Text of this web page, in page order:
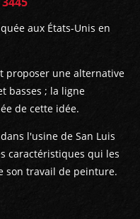
aux États-Unis en
proposer une alternative
basses ; la ligne
de cette idée.
l'usine de San Luis
caractéristiques qui les
son travail de peinture.